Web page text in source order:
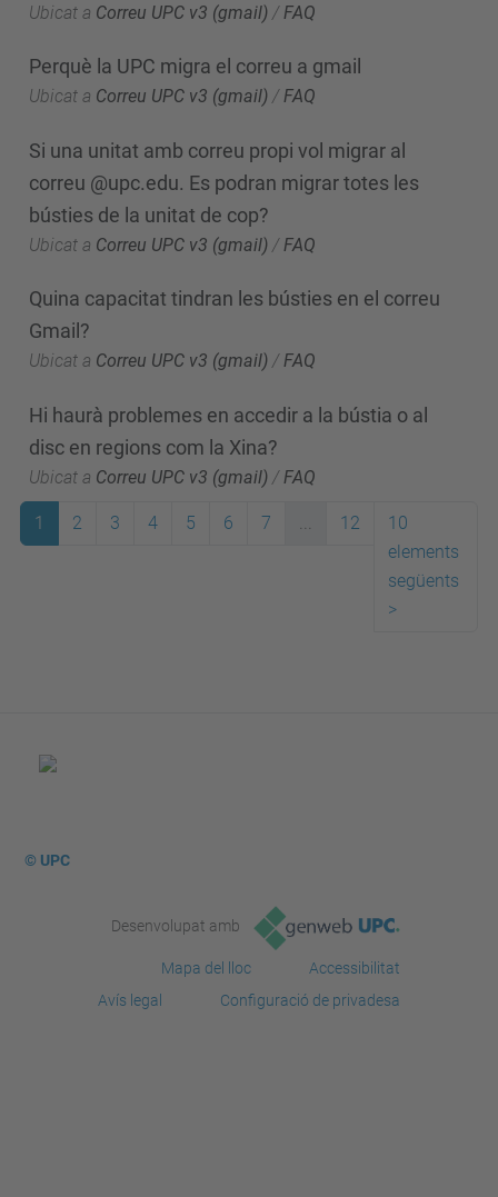
Ubicat a Correu UPC v3 (gmail) / FAQ
Perquè la UPC migra el correu a gmail
Ubicat a Correu UPC v3 (gmail) /FAQ
Si una unitat amb correu propi vol migrar al
correu @upc.edu. Es podran migrar totes les
bústies de la unitat de cop?
Ubicat a Correu UPC v3 (gmail) / FAQ
Quina capacitat tindran les bústies en el correu
Gmail?
Ubicat a Correu UPC v3 (gmail) /FAQ
Hi haurà problemes en accedir a la bústia o al
disc en regions com la Xina?
Ubicat a Correu UPC v3 (gmail) / FAQ
1 2 3 4 5 6 7 12
10
elements
següents
>
© UPC
Desenvolupat amb
Mapa del lloc
Accessibilitat
Avís legal
Configuració de privadesa